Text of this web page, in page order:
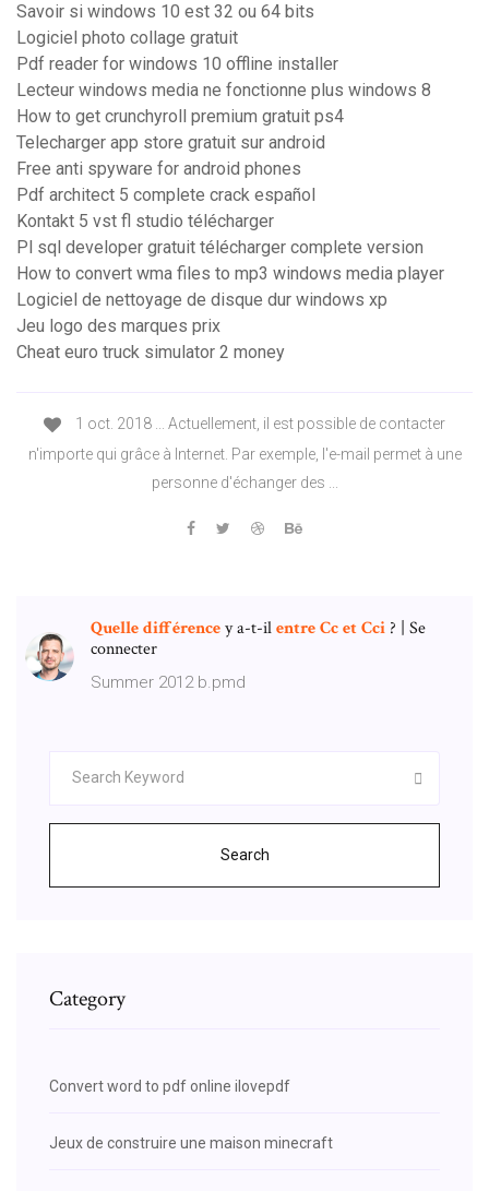
Savoir si windows 10 est 32 ou 64 bits
Logiciel photo collage gratuit
Pdf reader for windows 10 offline installer
Lecteur windows media ne fonctionne plus windows 8
How to get crunchyroll premium gratuit ps4
Telecharger app store gratuit sur android
Free anti spyware for android phones
Pdf architect 5 complete crack español
Kontakt 5 vst fl studio télécharger
Pl sql developer gratuit télécharger complete version
How to convert wma files to mp3 windows media player
Logiciel de nettoyage de disque dur windows xp
Jeu logo des marques prix
Cheat euro truck simulator 2 money
1 oct. 2018 ... Actuellement, il est possible de contacter
n'importe qui grâce à Internet. Par exemple, l'e-mail permet à une
personne d'échanger des ...
Quelledifférencey a-t-ilentreCcetCci ? | Se
connecter
Summer 2012 b.pmd
Search
Category
Convert word to pdf online ilovepdf
Jeux de construire une maison minecraft